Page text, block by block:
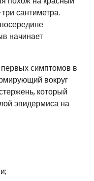
сантиметра.
начинает
симптомов в
вокруг
который
эпидермиса на